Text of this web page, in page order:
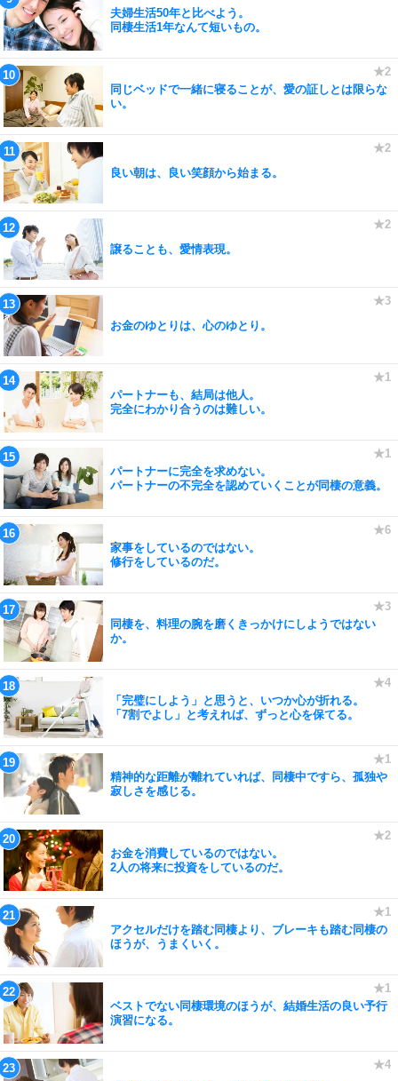
夫婦生活50年と比べよう。
同棲生活1年なんて短いもの。
同じベッドで一緒に寝ることが、愛の証しとは限らな
い。
良い朝は、良い笑顔から始まる。
譲ることも、愛情表現。
お金のゆとりは、心のゆとり。
パートナーも、結局は他人。
完全にわかり合うのは難しい。
パートナーに完全を求めない。
パートナーの不完全を認めていくことが同棲の意義。
家事をしているのではない。
修行をしているのだ。
同棲を、料理の腕を磨くきっかけにしようではない
か。
「完璧にしよう」と思うと、いつか心が折れる。
「7割でよし」と考えれば、ずっと心を保てる。
精神的な距離が離れていれば、同棲中ですら、孤独や
寂しさを感じる。
お金を消費しているのではない。
2人の将来に投資をしているのだ。
アクセルだけを踏む同棲より、ブレーキも踏む同棲の
ほうが、うまくいく。
ベストでない同棲環境のほうが、結婚生活の良い予行
演習になる。